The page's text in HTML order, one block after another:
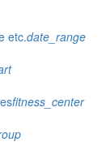
etc.date_range
fitness_center